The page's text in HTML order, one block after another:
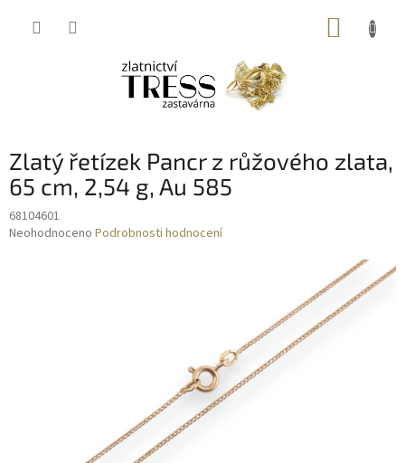
Zlatý řetízek Pancr z růžového zlata,
65 cm, 2,54 g, Au 585
68104601
Průměrné
Neohodnoceno Podrobnosti hodnocení